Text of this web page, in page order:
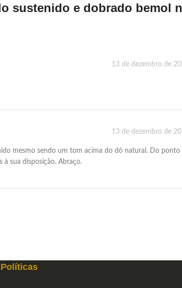
sustenido e dobrado bemol
13 de dezembro de
13 de dezembro de
mesmo sendo um tom acima do dó natural. Do ponto
sua disposição. Abraço.